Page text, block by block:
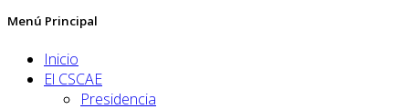
Menú Principal
Inicio
El CSCAE
Presidencia